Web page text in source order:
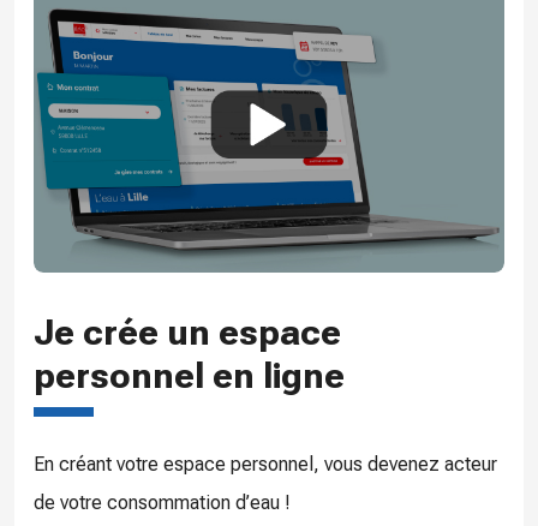
Je crée un espace
personnel en ligne
En créant votre espace personnel, vous devenez acteur
de votre consommation d’eau !